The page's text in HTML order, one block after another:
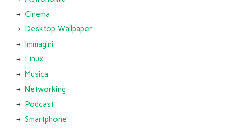
Cinema
Desktop Wallpaper
Immagini
Linux
Musica
Networking
Podcast
Smartphone